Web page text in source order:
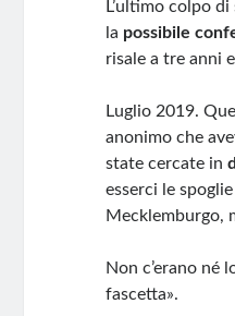
L’ultimo colpo di
la possibile
risale a tre anni
Luglio 2019.
anonimo che
state cercate in
esserci le
Mecklemburgo,
Non c’erano né
fascetta».